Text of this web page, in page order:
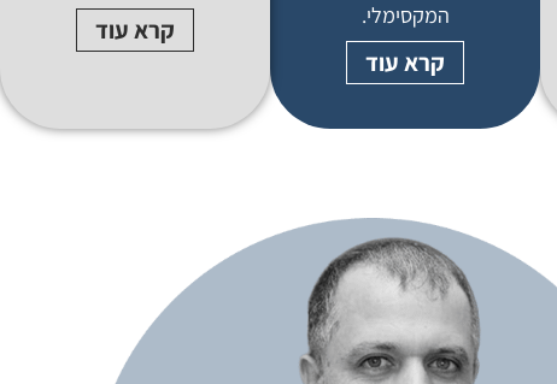
המקסימלי.
קרא עוד
קרא עוד